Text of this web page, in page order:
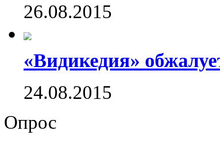
26.08.2015
«Видикедия»
24.08.2015
Опрос